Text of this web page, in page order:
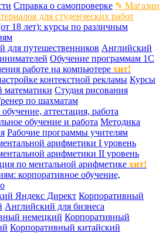
Справка о самопроверке ✎ Магазин
для студенческих работ
18 лет): курсы по различным
для путешественников Английский
Обучение программам 1С
работе на компьютере хит!
контекстной рекламы Курсы
математики Студия рисования
по шахматам
аттестация, работа
обучение и работа Методика
Рабочие программы учителям
арифметики I уровень
арифметики II уровень
по ментальной арифметике хит!
корпоративное обучение,
Яндекс Директ Корпоративный
Английский для бизнеса
немецкий Корпоративный
Корпоративный китайский